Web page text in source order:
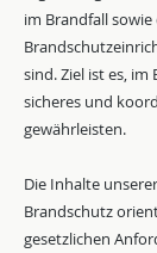
im Brandfall
sind. Ziel ist es, im
sicheres und
gewährleisten.
Die Inhalte
Brandschutz
gesetzlichen